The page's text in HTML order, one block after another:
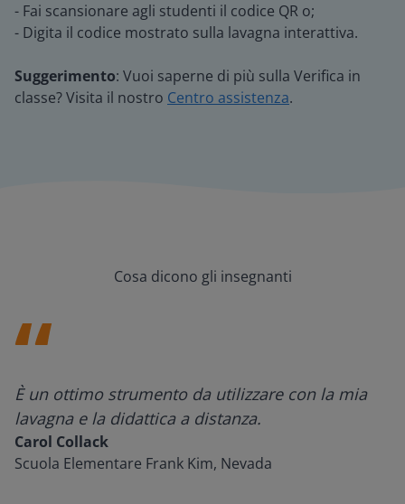
- Fai scansionare agli studenti il codice QR o;
- Digita il codice mostrato sulla lavagna interattiva.
Suggerimento: Vuoi saperne di più sulla Verifica in
classe? Visita il nostro Centro assistenza.
Cosa dicono gli insegnanti
È un ottimo strumento da utilizzare con la mia
lavagna e la didattica a distanza.
Carol Collack
Scuola Elementare Frank Kim, Nevada